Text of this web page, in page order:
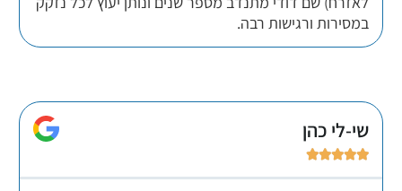
במסירות ורגישות רבה.
שי-לי כהן




